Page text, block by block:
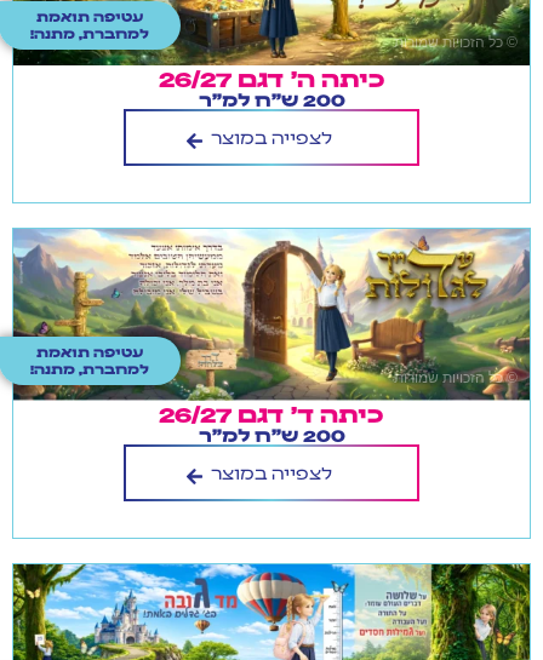
עטיפה תואמת
למחברת, מתנה!
כיתה ה' דגם 26/27
200 ש"ח למ"ר
לצפייה במוצר
עטיפה תואמת
למחברת, מתנה!
כיתה ד' דגם 26/27
200 ש"ח למ"ר
לצפייה במוצר